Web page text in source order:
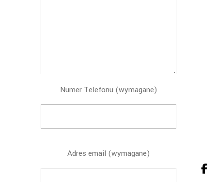
Numer Telefonu (wymagane)
Adres email (wymagane)